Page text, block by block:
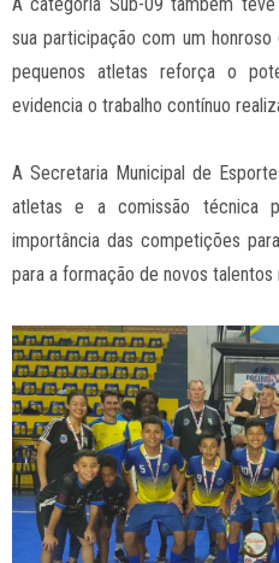
sua participação com um honroso
pequenos atletas reforça o
evidencia o trabalho contínuo
A Secretaria Municipal de
atletas e a comissão técnica
importância das competições
para a formação de novos talentos